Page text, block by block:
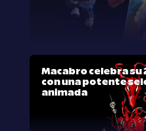
Macabro celebra su
con una potente
animada